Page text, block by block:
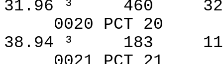
31.96 ³
460
0020 PCT 20
38.94 ³
183